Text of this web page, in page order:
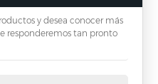
y desea conocer más
responderemos tan pronto